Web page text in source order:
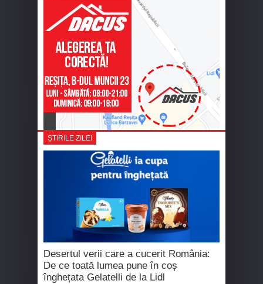
ȘTIRILE ZILEI
Desertul verii care a cucerit România:
De ce toată lumea pune în coș
înghețata Gelatelli de la Lidl